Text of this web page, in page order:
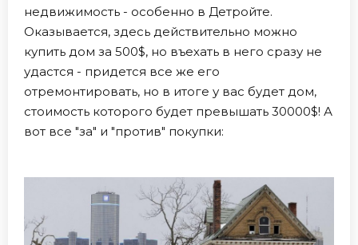
недвижимость - особенно в Детройте.
Оказывается, здесь действительно можно
купить дом за 500$, но въехать в него сразу не
удастся - придется все же его
отремонтировать, но в итоге у вас будет дом,
стоимость которого будет превышать 30000$! А
вот все "за" и "против" покупки: